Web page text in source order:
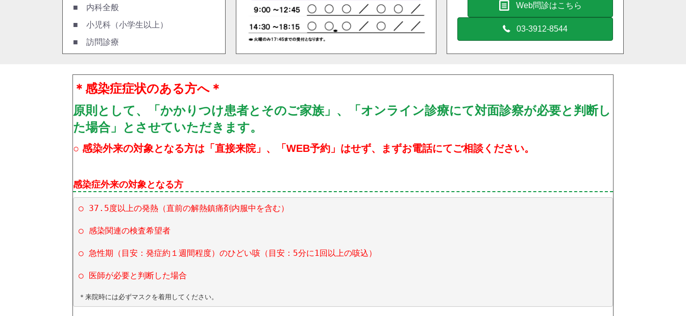
■ 内科全般
■ 小児科（小学生以上）
■ 訪問診療
Web問診はこちら
03-3912-8544
＊感染症症状のある方へ＊
原則として、「かかりつけ患者とそのご家族」、「オンライン診療にて対面診察が必要と判断し
た場合」とさせていただきます。
○ 感染外来の対象となる方は「直接来院」、「WEB予約」はせず、まずお電話にてご相談ください。
感染症外来の対象となる方
○ 37.5度以上の発熱（直前の解熱鎮痛剤内服中を含む）
○ 感染関連の検査希望者
○ 急性期（目安：発症約１週間程度）のひどい咳（目安：5分に1回以上の咳込）
○ 医師が必要と判断した場合
＊来院時には必ずマスクを着用してください。